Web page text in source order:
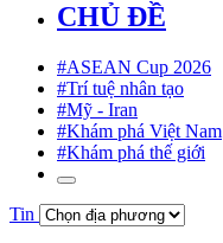
CHỦ ĐỀ
#ASEAN Cup 2026
#Trí tuệ nhân tạo
#Mỹ - Iran
#Khám phá Việt Nam
#Khám phá thế giới
Tin